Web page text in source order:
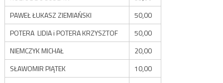
PAWEŁ ŁUKASZ ZIEMIAŃSKI
50,00
POTERA LIDIA i POTERA KRZYSZTOF
50,00
NIEMCZYK MICHAŁ
20,00
SŁAWOMIR PIĄTEK
10,00